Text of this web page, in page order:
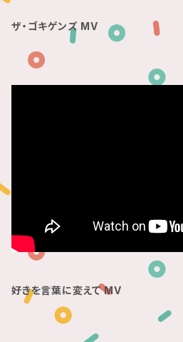
ザ・ゴキゲンズ MV
好きを言葉に変えて MV